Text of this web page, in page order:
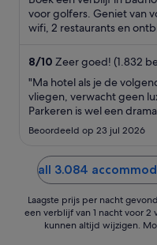
voor golfers. Geniet van
wifi, 2 restaurants en
8/10 Zeer goed! (1.832
"Ma hotel als je de
vliegen, verwacht geen
Parkeren is wel een
maar alles vol... Met geluk
Beoordeeld op 23 jul 2026
all 3.084
Laagste prijs per nacht
een verblijf van 1 nacht voor 2
kunnen altijd wijzigen.